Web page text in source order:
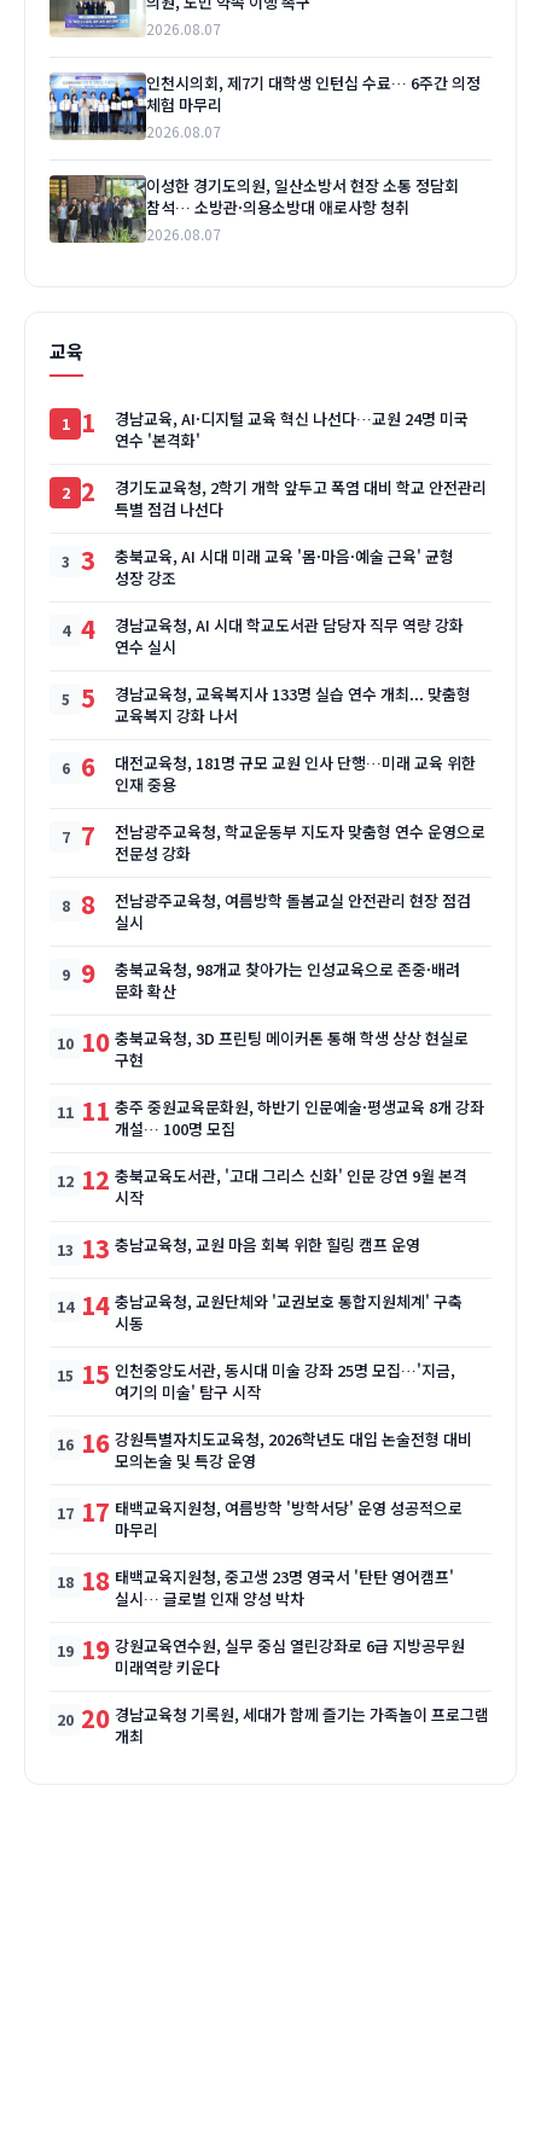
2026.08.07
인천시의회, 제7기 대학생 인턴십 수료… 6주간 의정
체험 마무리
2026.08.07
이성한 경기도의원, 일산소방서 현장 소통 정담회
참석… 소방관·의용소방대 애로사항 청취
2026.08.07
교육
1
경남교육, AI·디지털 교육 혁신 나선다…교원 24명 미국
연수 '본격화'
2
경기도교육청, 2학기 개학 앞두고 폭염 대비 학교 안전관리
특별 점검 나선다
3
충북교육, AI 시대 미래 교육 '몸·마음·예술 근육' 균형
성장 강조
4
경남교육청, AI 시대 학교도서관 담당자 직무 역량 강화
연수 실시
5
경남교육청, 교육복지사 133명 실습 연수 개최... 맞춤형
교육복지 강화 나서
6
대전교육청, 181명 규모 교원 인사 단행…미래 교육 위한
인재 중용
7
전남광주교육청, 학교운동부 지도자 맞춤형 연수 운영으로
전문성 강화
8
전남광주교육청, 여름방학 돌봄교실 안전관리 현장 점검
실시
9
충북교육청, 98개교 찾아가는 인성교육으로 존중·배려
문화 확산
10 충북교육청, 3D 프린팅 메이커톤 통해 학생 상상 현실로
구현
11 충주 중원교육문화원, 하반기 인문예술·평생교육 8개 강좌
개설… 100명 모집
12 충북교육도서관, '고대 그리스 신화' 인문 강연 9월 본격
시작
13 충남교육청, 교원 마음 회복 위한 힐링 캠프 운영
14 충남교육청, 교원단체와 '교권보호 통합지원체계' 구축
시동
15 인천중앙도서관, 동시대 미술 강좌 25명 모집…'지금,
여기의 미술' 탐구 시작
16 강원특별자치도교육청, 2026학년도 대입 논술전형 대비
모의논술 및 특강 운영
17 태백교육지원청, 여름방학 '방학서당' 운영 성공적으로
마무리
18 태백교육지원청, 중고생 23명 영국서 '탄탄 영어캠프'
실시… 글로벌 인재 양성 박차
19 강원교육연수원, 실무 중심 열린강좌로 6급 지방공무원
미래역량 키운다
20 경남교육청 기록원, 세대가 함께 즐기는 가족놀이 프로그램
개최